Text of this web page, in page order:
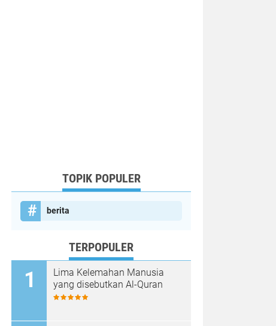
TOPIK POPULER
berita
TERPOPULER
Lima Kelemahan Manusia
yang disebutkan Al-Quran